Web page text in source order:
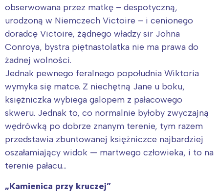
obserwowana przez matkę – despotyczną,
urodzoną w Niemczech Victoire – i cenionego
doradcę Victoire, żądnego władzy sir Johna
Conroya, bystra piętnastolatka nie ma prawa do
żadnej wolności.
Jednak pewnego feralnego popołudnia Wiktoria
wymyka się matce. Z niechętną Jane u boku,
księżniczka wybiega galopem z pałacowego
skweru. Jednak to, co normalnie byłoby zwyczajną
wędrówką po dobrze znanym terenie, tym razem
przedstawia zbuntowanej księżniczce najbardziej
oszałamiający widok — martwego człowieka, i to na
terenie pałacu…
„Kamienica przy kruczej”